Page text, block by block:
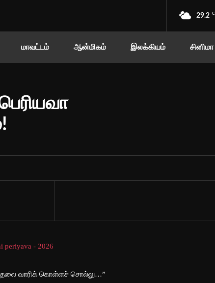
29.2 C
மாவட்டம் ஆன்மிகம் இலக்கியம் சினிமா
தலை வாரிக் கொள்ளச் சொல்லு…”